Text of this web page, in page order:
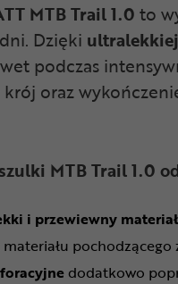
MTB Trail 1.0 to
Dzięki
podczas
oraz
MTB Trail 1.0
i przewiewny materiał
materiału
dodatkowo